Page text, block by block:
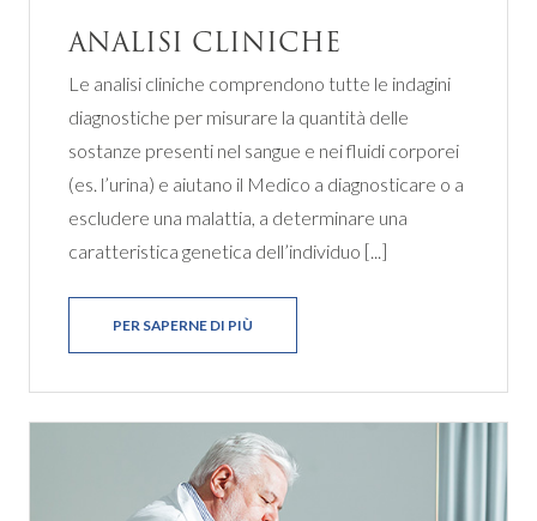
ANALISI CLINICHE
Le analisi cliniche comprendono tutte le indagini
diagnostiche per misurare la quantità delle
sostanze presenti nel sangue e nei fluidi corporei
(es. l’urina) e aiutano il Medico a diagnosticare o a
escludere una malattia, a determinare una
caratteristica genetica dell’individuo [...]
PER SAPERNE DI PIÙ